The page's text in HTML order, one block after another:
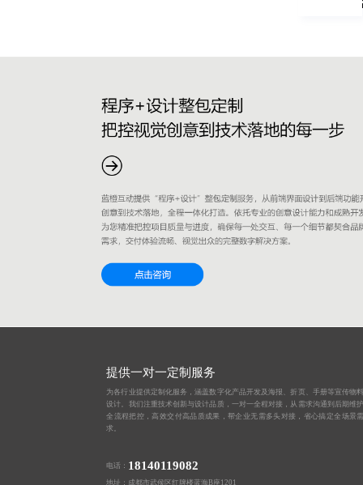
提供一对一定制服务
为各行业提供定制化服务，涵盖数字化产品开发及海报、折页、手册等宣传物
设计。我们注重技术创新与设计品质，一对一全程对接，从需求沟通到后期维
全流程把控，高效交付高品质成果，帮企业无需多头对接，省心搞定全场景
求。
电话： 18140119082
地址：成都市武侯区红牌楼蓝海B座1201